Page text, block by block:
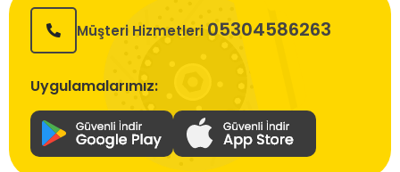
Müşteri Hizmetleri 05304586263
Uygulamalarımız: